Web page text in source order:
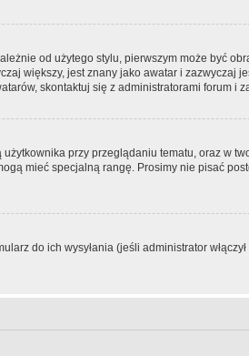
od użytego stylu, pierwszym może być
większy, jest znany jako awatar i
skontaktuj się z administratorami forum i
przy przeglądaniu tematu, oraz w
mieć specjalną rangę. Prosimy nie pisać
do ich wysyłania (jeśli administrator